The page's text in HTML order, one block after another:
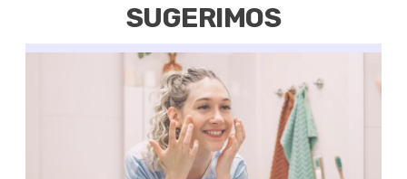
SUGERIMOS